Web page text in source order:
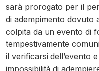
sarà prorogato per il
di adempimento dovuto
colpita da un evento di
tempestivamente
il verificarsi dell’evento
impossibilità di